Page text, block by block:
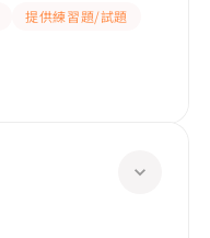
提供練習題/試題